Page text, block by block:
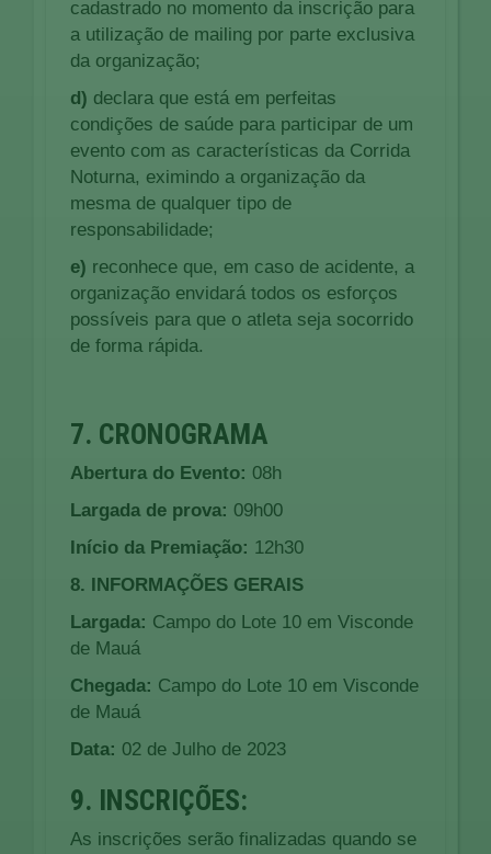
cadastrado no momento da inscrição para
a utilização de mailing por parte exclusiva
da organização;
d) declara que está em perfeitas
condições de saúde para participar de um
evento com as características da Corrida
Noturna, eximindo a organização da
mesma de qualquer tipo de
responsabilidade;
e) reconhece que, em caso de acidente, a
organização envidará todos os esforços
possíveis para que o atleta seja socorrido
de forma rápida.
7. CRONOGRAMA
Abertura do Evento: 08h
Largada de prova: 09h00
Início da Premiação: 12h30
8. INFORMAÇÕES GERAIS
Largada: Campo do Lote 10 em Visconde
de Mauá
Chegada: Campo do Lote 10 em Visconde
de Mauá
Data: 02 de Julho de 2023
9. INSCRIÇÕES:
As inscrições serão finalizadas quando se